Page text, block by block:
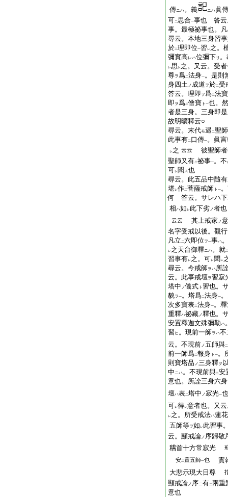
傳ニハ。義 ニハ眞傳
可二思合一事也 答云
事。最極祕事也。
尋云。本地三身習
於二理即位一習 レ之。
彌實高レハ位彌下 リ
レ思 レ之。又云。受者
尊ヲ爲二法身一。是則
身四土ノ 成道 ヲ於二受
答云。理即 ヲ爲二法寶
即 ヲ爲二僧寶 ト 一也。
者是三身。三身即
故明曠釋云○
尋云。末代モ遇 二聖師
此事有二 口傳一。眞
レ之 云云
彼聖師
聖師又有二祕事一。不
可レ聞 ス也
尋云。此五品中隨有
堪レ作二菩薩戒師 ト 一
何 答云。サレハ下
相ハ如 レ此下劣ノ者也
云云 其上戒家 ノ意
名字受戒以後。觀行
凡立 二六即位 ヲ一事ハ
レ之天台御釋ニハ。就二
習事有レ之。可レ聞 レ
尋云。今戒師ヲハ所
云。此事戒壇ヲ習寂
塔中 ノ儀式 ト 習也。
貌ヲ一。塔爲二法身一
次多寶表二法身一。
重釋ハ祕藏ノ釋也。
安置釋迦文殊彌勒ハ
習 ヒ 。現前一師ヲハ不
云。不現前ノ五師與二
前一師爲二報身 ト 一。
則寶塔品 ノ三身釋ヲ
中ニハ。不現前與二安
意也。所詮三身六身
壇ハ表二塔中 ノ寂光一
可レ得レ意者也。又
レ之。所受戒法ハ蓮
五師等ヲ如 レ此習事
云。顯戒論ノ 序歸敬
𥡴首十方常寂光
安二置五師一也
實
大悲示現大日尊
顯戒論ノ 序ニ有二兩重
意也